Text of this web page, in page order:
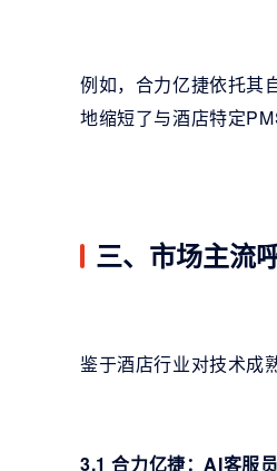
例如，合力亿捷依托其
地缩短了与酒店特定
三、市场主流
鉴于酒店行业对技术成
3.1 合力亿捷：AI客服